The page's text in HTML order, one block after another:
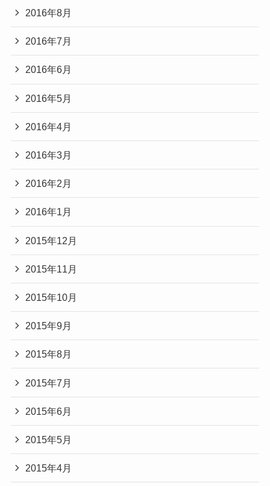
2016年8月
2016年7月
2016年6月
2016年5月
2016年4月
2016年3月
2016年2月
2016年1月
2015年12月
2015年11月
2015年10月
2015年9月
2015年8月
2015年7月
2015年6月
2015年5月
2015年4月